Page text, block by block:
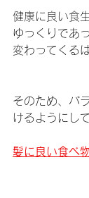
健康に良い食
ゆっくりであ
変わってくる
そのため、バ
けるようにし
髪に良い食べ